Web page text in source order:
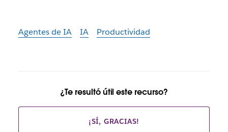
Agentes de IA IA Productividad
¿Te resultó útil este recurso?
¡SÍ, GRACIAS!